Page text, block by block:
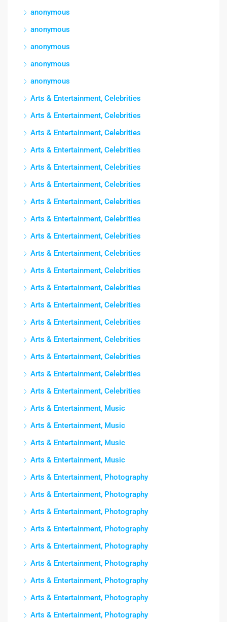
anonymous
anonymous
anonymous
anonymous
anonymous
Arts & Entertainment, Celebrities
Arts & Entertainment, Celebrities
Arts & Entertainment, Celebrities
Arts & Entertainment, Celebrities
Arts & Entertainment, Celebrities
Arts & Entertainment, Celebrities
Arts & Entertainment, Celebrities
Arts & Entertainment, Celebrities
Arts & Entertainment, Celebrities
Arts & Entertainment, Celebrities
Arts & Entertainment, Celebrities
Arts & Entertainment, Celebrities
Arts & Entertainment, Celebrities
Arts & Entertainment, Celebrities
Arts & Entertainment, Celebrities
Arts & Entertainment, Celebrities
Arts & Entertainment, Celebrities
Arts & Entertainment, Celebrities
Arts & Entertainment, Music
Arts & Entertainment, Music
Arts & Entertainment, Music
Arts & Entertainment, Music
Arts & Entertainment, Photography
Arts & Entertainment, Photography
Arts & Entertainment, Photography
Arts & Entertainment, Photography
Arts & Entertainment, Photography
Arts & Entertainment, Photography
Arts & Entertainment, Photography
Arts & Entertainment, Photography
Arts & Entertainment, Photography